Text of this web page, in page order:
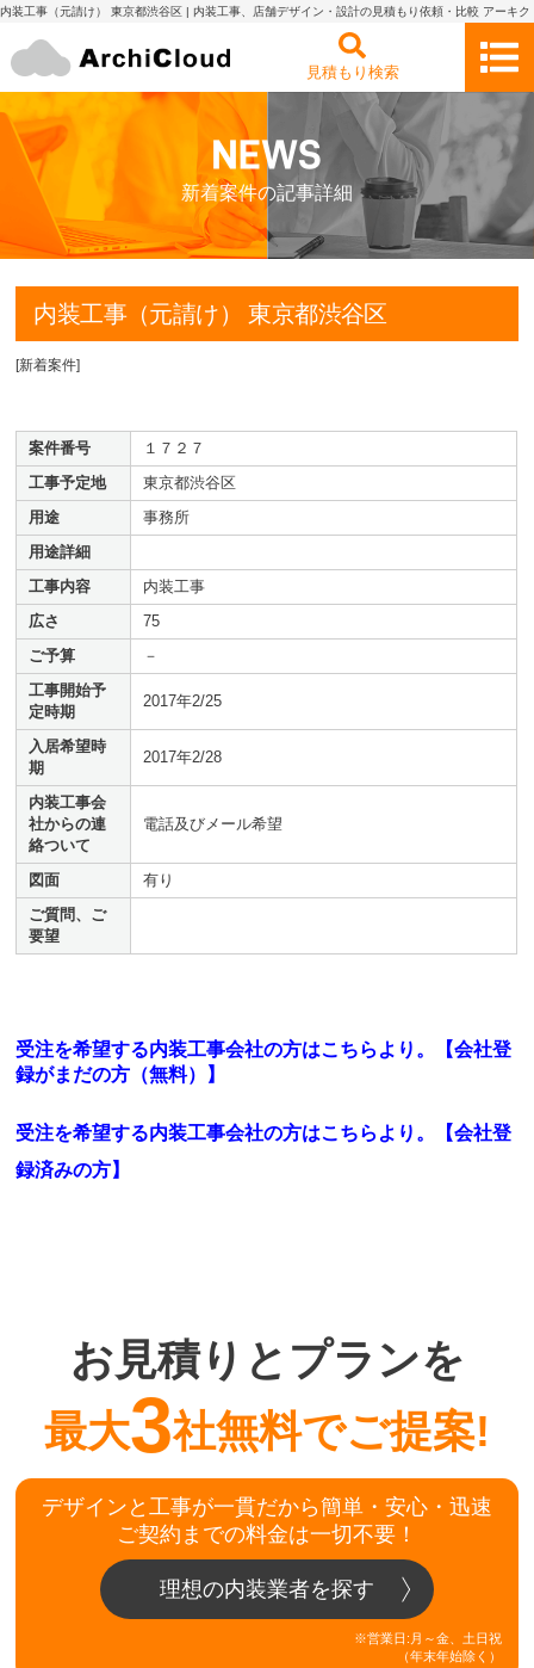
内装工事（元請け） 東京都渋谷区 | 内装工事、店舗デザイン・設計の見積もり依頼・比較 アーキク
見積もり検索
新着案件の記事詳細
内装工事（元請け） 東京都渋谷区
[新着案件]
案件番号
１７２７
工事予定地
東京都渋谷区
用途
事務所
用途詳細
工事内容
内装工事
広さ
75
ご予算
－
工事開始予
定時期
2017年2/25
入居希望時
期
2017年2/28
内装工事会
社からの連
絡ついて
電話及びメール希望
図面
有り
ご質問、ご
要望
受注を希望する内装工事会社の方はこちらより。【会社登
録がまだの方（無料）】
受注を希望する内装工事会社の方はこちらより。
【会社登
録済みの方】
お見積りとプランを
最大3社無料でご提案!
デザインと工事が一貫だから簡単・安心・迅速
ご契約までの料金は一切不要！
理想の内装業者を探す
※営業日:月～金、土日祝
（年末年始除く）